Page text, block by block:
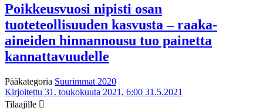
Poikkeusvuosi nipisti osan
tuoteteollisuuden kasvusta – raaka-
aineiden hinnannousu tuo painetta
kannattavuudelle
Pääkategoria Suurimmat 2020
Kirjoitettu 31. toukokuuta 2021, 6:00 31.5.2021
Tilaajille